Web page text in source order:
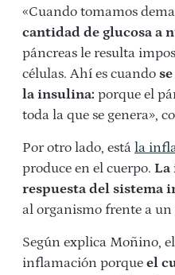
«Cuando tomamos
cantidad de glucosa a
páncreas le resulta
células. Ahí es cuando
la insulina: porque el
toda la que se genera»,
Por otro lado, está la
produce en el cuerpo. La
respuesta del sistema
al organismo frente a un
Según explica Moñino,
inflamación porque el